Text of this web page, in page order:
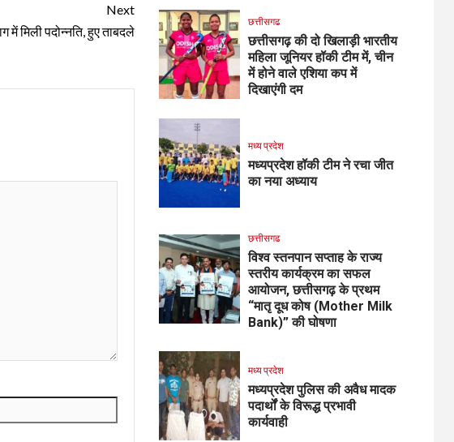
Next
में मिली पदोन्नति, हुए ताबदले
छत्तीसगढ
छत्तीसगढ़ की दो खिलाड़ी भारतीय
महिला जूनियर हॉकी टीम में, चीन
में होने वाले एशिया कप में
दिखाएंगी दम
मध्य प्रदेश
मध्यप्रदेश हॉकी टीम ने रचा जीत
का नया अध्याय
छत्तीसगढ
विश्व स्तनपान सप्ताह के राज्य
स्तरीय कार्यक्रम का सफल
आयोजन, छत्तीसगढ़ के प्रथम
“मातृ दूध कोष (Mother Milk
Bank)” की घोषणा
मध्य प्रदेश
मध्यप्रदेश पुलिस की अवैध मादक
पदार्थों के विरूद्ध प्रभावी
कार्यवाही